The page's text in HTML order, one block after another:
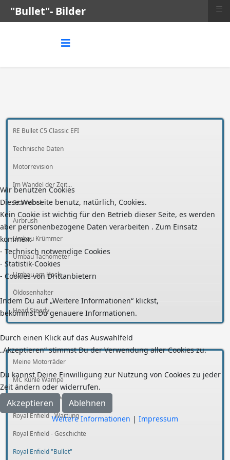
RE Bullet C5 Classic EFI
Technische Daten
Motorrevision
Im Wandel der Zeit...
Sitzmöbel
Airbrush
Umbau Krümmer
Umbau Tachometer
Umbau am Heck
Öldosenhalter
Head Steady
Meine Motorräder
MC Kuhle Wampe
Motorräder im Detail
Royal Enfield - Wartung
Royal Enfield - Geschichte
Royal Enfield "Bullet"
Wir benutzen Cookies
Diese Webseite benutz, natürlich, Cookies.
Kein Cookie ist wichtig für den Betrieb dieser Seite, es werden
aber personenbezogene Daten verarbeiten . Zum Einsatz
kommen:
- Technisch notwendige Cookies
- Statistik-Cookies
- Cookies von Drittanbietern
Indem Du auf „Weitere Informationen“ klickst,
bekommst Du genauere Informationen.
Durch einen Klick auf das Auswahlfeld
„Akzeptieren“ stimmst Du der Verwendung aller Cookies zu.
Du kannst Deine Einwilligung zur Nutzung von Cookies zu jeder
Zeit ändern oder widerrufen.
Akzeptieren Ablehnen
Weitere Informationen | Impressum
"Bullet"- Bilder ≡